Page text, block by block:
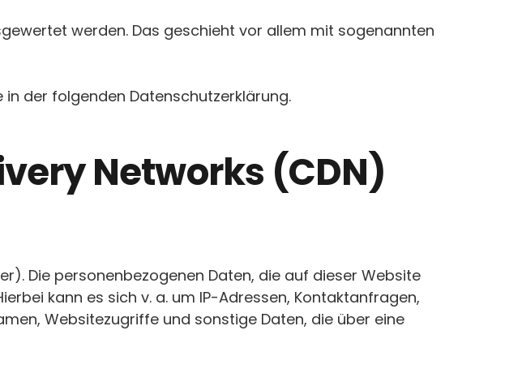
werden. Das geschieht vor allem mit sogenannten
der folgenden Datenschutzerklärung.
Networks (CDN)
Die personenbezogenen Daten, die auf dieser Website
kann es sich v. a. um IP-Adressen, Kontaktanfragen,
Websitezugriffe und sonstige Daten, die über eine